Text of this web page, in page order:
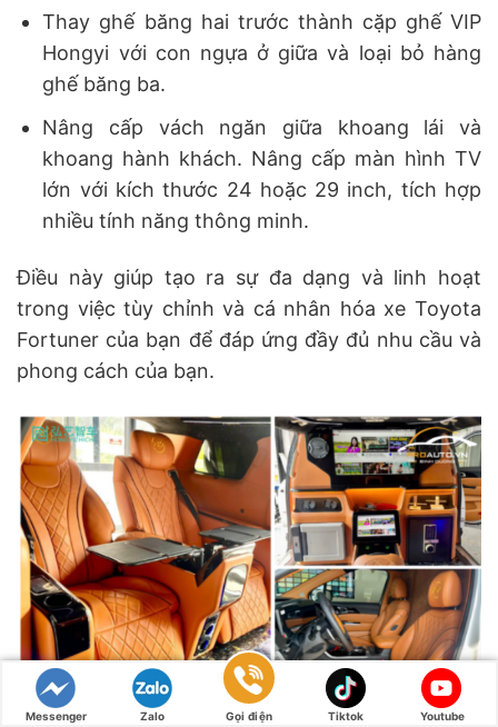
Thay ghế băng hai trước thành cặp ghế VIP
Hongyi với con ngựa ở giữa và loại bỏ hàng
ghế băng ba.
Nâng cấp vách ngăn giữa khoang lái và
khoang hành khách. Nâng cấp màn hình TV
lớn với kích thước 24 hoặc 29 inch, tích hợp
nhiều tính năng thông minh.
Điều này giúp tạo ra sự đa dạng và linh hoạt
trong việc tùy chỉnh và cá nhân hóa xe Toyota
Fortuner của bạn để đáp ứng đầy đủ nhu cầu và
phong cách của bạn.
Messenger Zalo Gọi điện Tiktok Youtube